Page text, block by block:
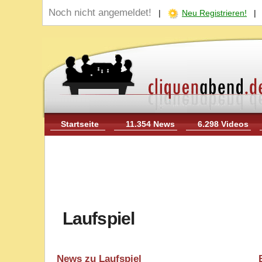
Noch nicht angemeldet! | Neu Registrieren!
Startseite 11.354 News 6.298 Videos
Laufspiel
News zu Laufspiel